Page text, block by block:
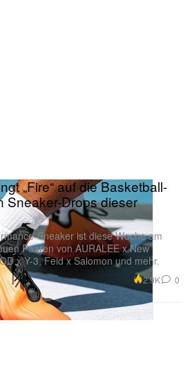
„Fire“ auf die Basketball-
Sneaker-Drops dieser
Sneaker ist diese Woche am
Paaren von AURALEE x New
x Y-3, Feid x Salomon und mehr.
2.9K 0